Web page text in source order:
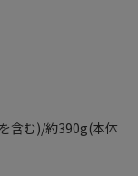
含む)/約390g(本体